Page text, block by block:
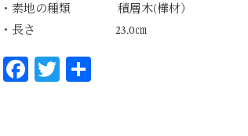
・素地の種類 積層木(樺材）
・長さ 23.0㎝
Fa T